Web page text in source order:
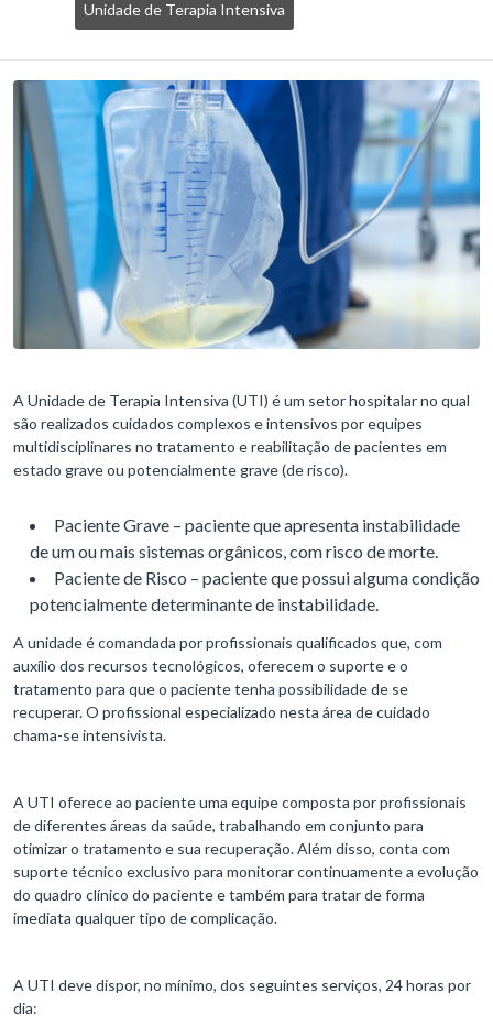
Unidade de Terapia Intensiva
A Unidade de Terapia Intensiva (UTI) é um setor hospitalar no qual
são realizados cuidados complexos e intensivos por equipes
multidisciplinares no tratamento e reabilitação de pacientes em
estado grave ou potencialmente grave (de risco).
Paciente Grave – paciente que apresenta instabilidade
de um ou mais sistemas orgânicos, com risco de morte.
Paciente de Risco – paciente que possui alguma condição
potencialmente determinante de instabilidade.
A unidade é comandada por profissionais qualificados que, com
auxílio dos recursos tecnológicos, oferecem o suporte e o
tratamento para que o paciente tenha possibilidade de se
recuperar. O profissional especializado nesta área de cuidado
chama-se intensivista.
A UTI oferece ao paciente uma equipe composta por profissionais
de diferentes áreas da saúde, trabalhando em conjunto para
otimizar o tratamento e sua recuperação. Além disso, conta com
suporte técnico exclusivo para monitorar continuamente a evolução
do quadro clínico do paciente e também para tratar de forma
imediata qualquer tipo de complicação.
A UTI deve dispor, no mínimo, dos seguintes serviços, 24 horas por
dia: